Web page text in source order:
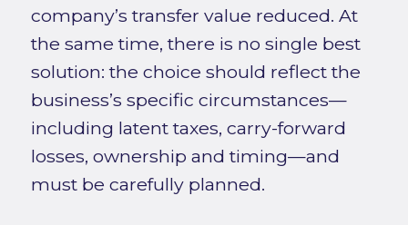
company’s transfer value reduced. At
the same time, there is no single best
solution: the choice should reflect the
business’s specific circumstances—
including latent taxes, carry-forward
losses, ownership and timing—and
must be carefully planned.